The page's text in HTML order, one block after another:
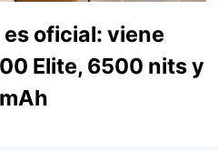
oficial: viene
Elite, 6500 nits y